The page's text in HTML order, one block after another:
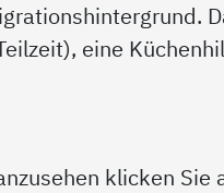
eine
klicken Sie